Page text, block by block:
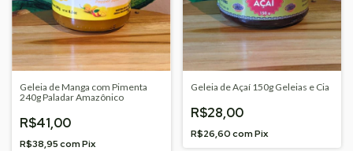
Geleia de Manga com Pimenta
240g Paladar Amazônico
R$41,00
R$38,95comPix
Geleia de Açaí 150g Geleias e Cia
R$28,00
R$26,60comPix